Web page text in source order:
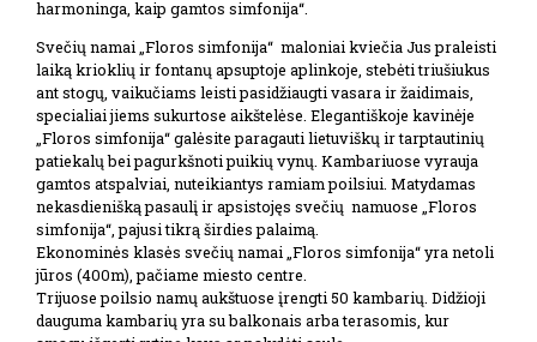
harmoninga, kaip gamtos simfonija“.
Svečių namai „Floros simfonija“ maloniai kviečia Jus praleisti
laiką krioklių ir fontanų apsuptoje aplinkoje, stebėti triušiukus
ant stogų, vaikučiams leisti pasidžiaugti vasara ir žaidimais,
specialiai jiems sukurtose aikštelėse. Elegantiškoje kavinėje
„Floros simfonija“ galėsite paragauti lietuviškų ir tarptautinių
patiekalų bei pagurkšnoti puikių vynų. Kambariuose vyrauja
gamtos atspalviai, nuteikiantys ramiam poilsiui. Matydamas
nekasdienišką pasaulį ir apsistojęs svečių namuose „Floros
simfonija“, pajusi tikrą širdies palaimą.
Ekonominės klasės svečių namai „Floros simfonija“ yra netoli
jūros (400m), pačiame miesto centre.
Trijuose poilsio namų aukštuose įrengti 50 kambarių. Didžioji
dauguma kambarių yra su balkonais arba terasomis, kur